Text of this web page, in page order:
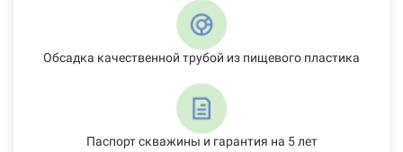
Обсадка качественной трубой из пищевого пластика
Паспорт скважины и гарантия на 5 лет